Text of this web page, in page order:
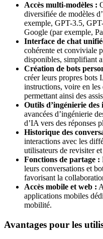
Accès multi-modèles :
diversifiée de modèles
exemple, GPT-3.5,
Google (par exemple,
Interface de chat
cohérente et conviviale
disponibles, simplifiant
Création de bots
créer leurs propres bots
instructions, voire en les
permettant ainsi des
Outils d’ingénierie des
avancées d’ingénierie
d’IA vers des réponses
Historique des
interactions avec les
utilisateurs de revisiter
Fonctions de partage :
leurs conversations et
favorisant la
Accès mobile et web :
applications mobiles
mobilité.
Avantages pour les